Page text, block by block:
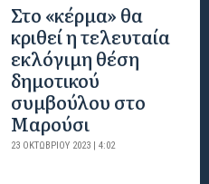
Στο «κέρμα» θα
κριθεί η τελευταία
εκλόγιμη θέση
δημοτικού
συμβούλου στο
Μαρούσι
23 ΟΚΤΩΒΡΊΟΥ 2023 | 4:02